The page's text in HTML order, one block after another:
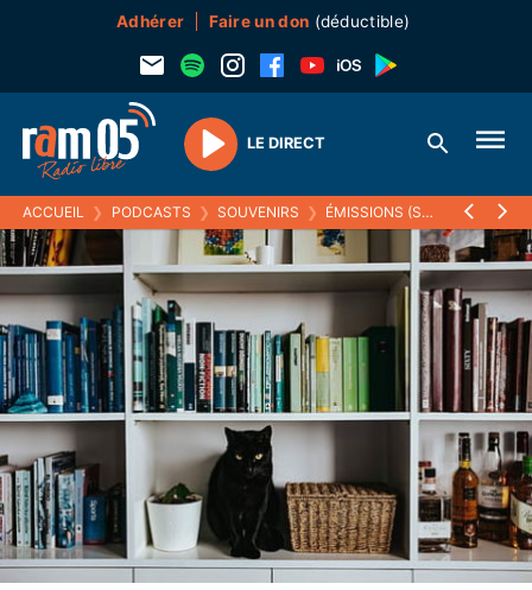
Adhérer Faire un don (déductible)
Play
LE DIRECT
ACCUEIL ❯ PODCASTS ❯ SOUVENIRS ❯ ÉMISSIONS (SOUVENIRS) ❯